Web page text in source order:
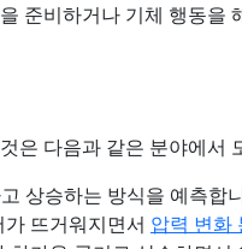
준비하거나 기체 행동을
은 다음과 같은 분야에서
상승하는 방식을 예측합
뜨거워지면서 압력 변화